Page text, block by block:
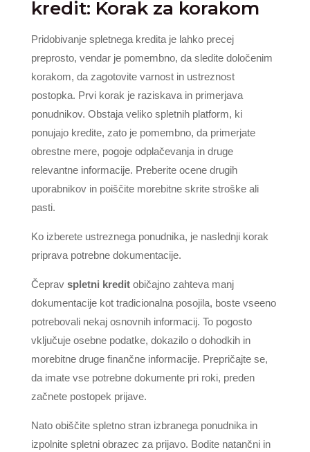
kredit: Korak za korakom
Pridobivanje spletnega kredita je lahko precej
preprosto, vendar je pomembno, da sledite določenim
korakom, da zagotovite varnost in ustreznost
postopka. Prvi korak je raziskava in primerjava
ponudnikov. Obstaja veliko spletnih platform, ki
ponujajo kredite, zato je pomembno, da primerjate
obrestne mere, pogoje odplačevanja in druge
relevantne informacije. Preberite ocene drugih
uporabnikov in poiščite morebitne skrite stroške ali
pasti.
Ko izberete ustreznega ponudnika, je naslednji korak
priprava potrebne dokumentacije.
Čeprav spletni kreditobičajno zahteva manj
dokumentacije kot tradicionalna posojila, boste vseeno
potrebovali nekaj osnovnih informacij. To pogosto
vključuje osebne podatke, dokazilo o dohodkih in
morebitne druge finančne informacije. Prepričajte se,
da imate vse potrebne dokumente pri roki, preden
začnete postopek prijave.
Nato obiščite spletno stran izbranega ponudnika in
izpolnite spletni obrazec za prijavo. Bodite natančni in